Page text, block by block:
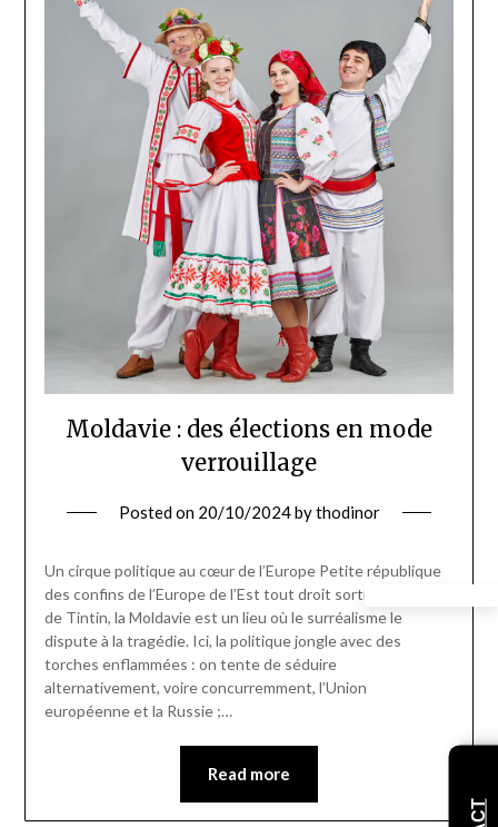
Moldavie : des élections en mode
verrouillage
Posted on 20/10/2024bythodinor
Un cirque politique au cœur de l’Europe Petite république
des confins de l’Europe de l’Est tout droit sortie d’un album
de Tintin, la Moldavie est un lieu où le surréalisme le
dispute à la tragédie. Ici, la politique jongle avec des
torches enflammées : on tente de séduire
alternativement, voire concurremment, l’Union
européenne et la Russie ;…
Read more